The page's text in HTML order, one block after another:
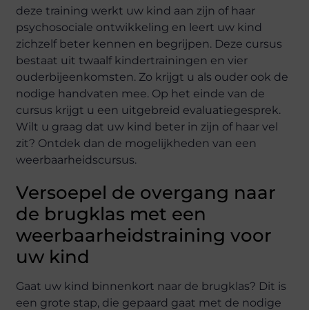
deze training werkt uw kind aan zijn of haar
psychosociale ontwikkeling en leert uw kind
zichzelf beter kennen en begrijpen. Deze cursus
bestaat uit twaalf kindertrainingen en vier
ouderbijeenkomsten. Zo krijgt u als ouder ook de
nodige handvaten mee. Op het einde van de
cursus krijgt u een uitgebreid evaluatiegesprek.
Wilt u graag dat uw kind beter in zijn of haar vel
zit? Ontdek dan de mogelijkheden van een
weerbaarheidscursus.
Versoepel de overgang naar
de brugklas met een
weerbaarheidstraining voor
uw kind
Gaat uw kind binnenkort naar de brugklas? Dit is
een grote stap, die gepaard gaat met de nodige